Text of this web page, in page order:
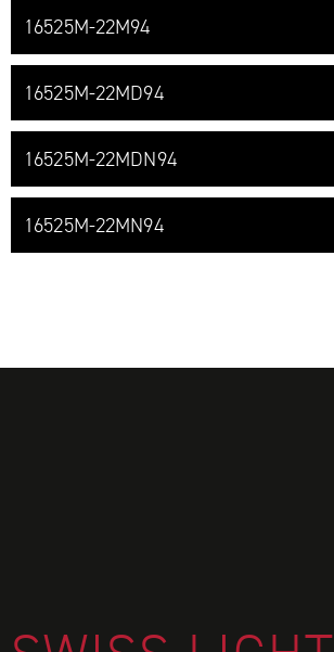
16525M-​22M94
16525M-​22MD94
16525M-​22MDN94
16525M-​22MN94